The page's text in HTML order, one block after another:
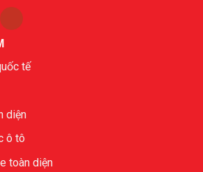
tế
diện
ô tô
toàn diện